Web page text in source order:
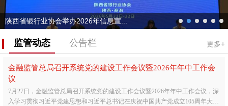
陕西省银行业协会举办2026年信息宣...
监管动态 公告栏 更多+
金融监管总局召开系统党的建设工作会议暨2026年年中工作会
议
7月27日，金融监管总局召开系统党的建设工作会议暨2026年年中工作会议，深
入学习贯彻习近平党建思想和习近平总书记在庆祝中国共产党成立105周年大会